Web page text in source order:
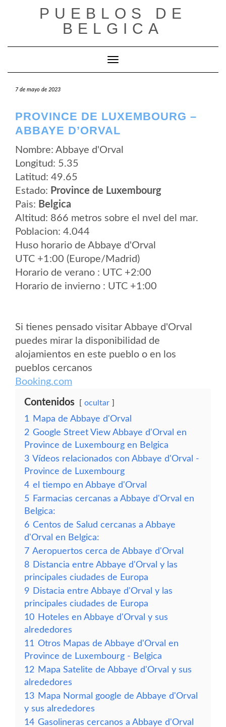
PUEBLOS DE
BELGICA
Cambiar modo de navegación
7 de mayo de 2023
PROVINCE DE LUXEMBOURG –
ABBAYE D’ORVAL
Nombre: Abbaye d'Orval
Longitud: 5.35
Latitud: 49.65
Estado: Province de Luxembourg
Pais: Belgica
Altitud: 866 metros sobre el nvel del mar.
Poblacion: 4.044
Huso horario de Abbaye d'Orval
UTC +1:00 (Europe/Madrid)
Horario de verano : UTC +2:00
Horario de invierno : UTC +1:00
Si tienes pensado visitar Abbaye d'Orval
puedes mirar la disponibilidad de
alojamientos en este pueblo o en los
pueblos cercanos
Booking.com
Contenidos ocultar
1
Mapa de Abbaye d'Orval
2 Google Street View Abbaye d'Orval en
Province de Luxembourg en Belgica
3 Vídeos relacionados con Abbaye d'Orval -
Province de Luxembourg
4 el tiempo en Abbaye d'Orval
5 Farmacias cercanas a Abbaye d'Orval en
Belgica:
6 Centos de Salud cercanas a Abbaye
d'Orval en Belgica:
7 Aeropuertos cerca de Abbaye d'Orval
8 Distancia entre Abbaye d'Orval y las
principales ciudades de Europa
9 Distacia entre Abbaye d'Orval y las
principales ciudades de Europa
10 Hoteles en Abbaye d'Orval y sus
alrededores
11 Otros Mapas de Abbaye d'Orval en
Province de Luxembourg - Belgica
12 Mapa Satelite de Abbaye d'Orval y sus
alrededores
13 Mapa Normal google de Abbaye d'Orval
y sus alrededores
14 Gasolineras cercanos a Abbaye d'Orval